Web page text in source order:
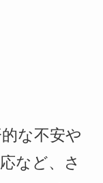
な不安や
など、さ